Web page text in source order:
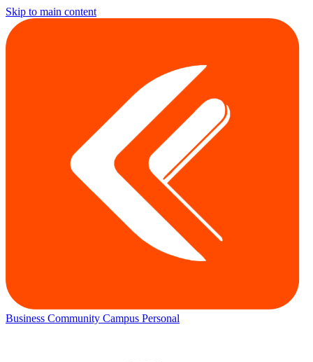
Skip to main content
Business Community Campus Personal